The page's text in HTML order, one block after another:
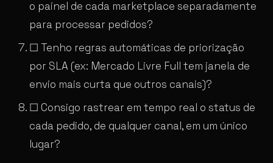
o painel de cada marketplace separadamente
para processar pedidos?
☐ Tenho regras automáticas de priorização
por SLA (ex: Mercado Livre Full tem janela de
envio mais curta que outros canais)?
☐ Consigo rastrear em tempo real o status de
cada pedido, de qualquer canal, em um único
lugar?